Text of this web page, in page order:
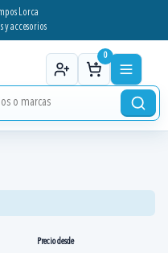
Lorca
y accesorios
0
Precio desde